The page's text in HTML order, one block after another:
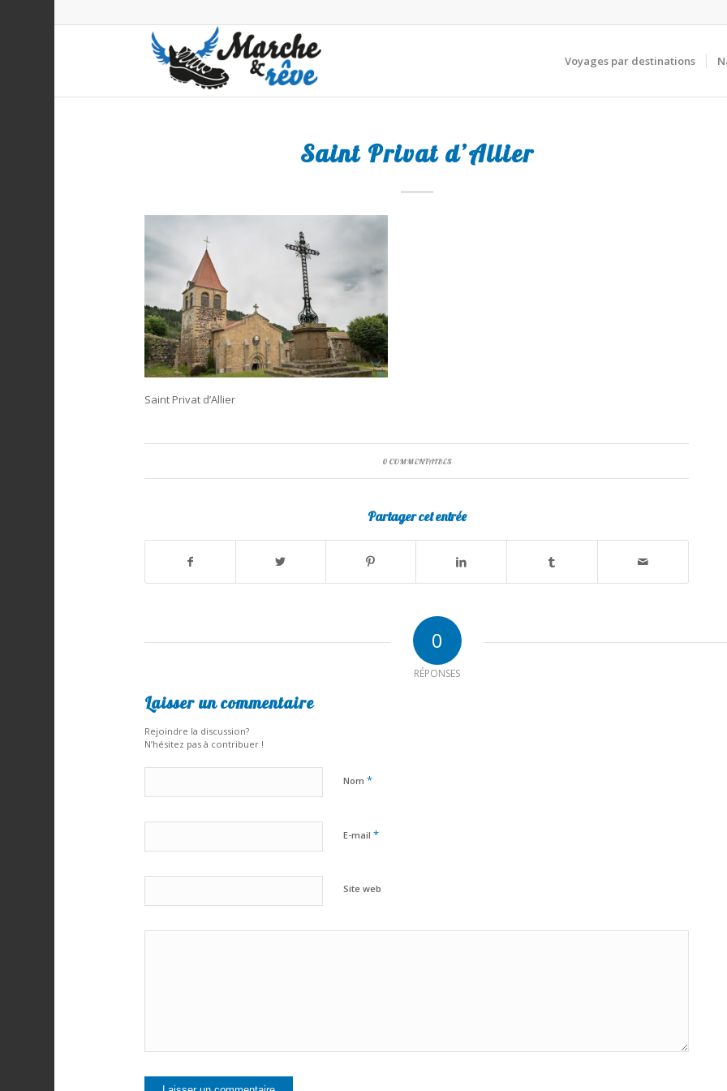
Voyages par destinations
Saint Privat d’Allier
Saint Privat d’Allier
0 COMMENTAIRES
Partager cet entrée
0
RÉPONSES
Laisser un commentaire
Rejoindre la discussion?
N’hésitez pas à contribuer !
Nom *
E-mail *
Site web